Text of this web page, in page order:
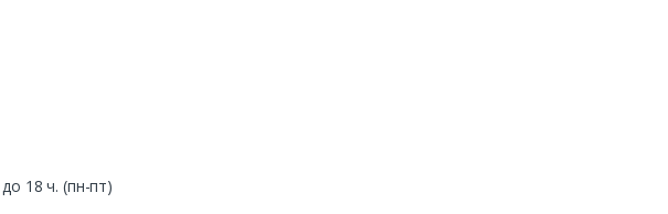
18 ч. (пн-пт)